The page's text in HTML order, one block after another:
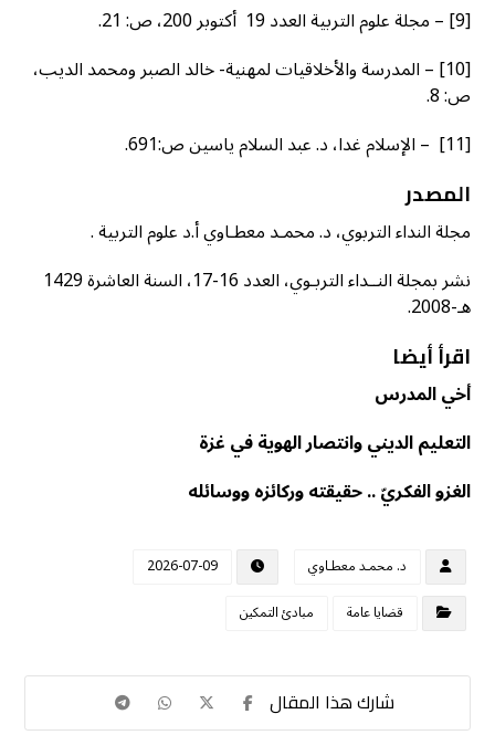
[9] – مجلة علوم التربية العدد 19 أكتوبر 200، ص: 21.
[10] – المدرسة والأخلاقيات لمهنية- خالد الصبر ومحمد الديب،
ص: 8.
[11] – الإسلام غدا، د. عبد السلام ياسين ص:691.
المصدر
مجلة النداء التربوي، د. محمـد معطـاوي أ.د علوم التربية .
نشر بمجلة النــداء التربـوي، العدد 16-17، السنة العاشرة 1429
هـ-2008.
اقرأ أيضا
أخي المدرس
التعليم الديني وانتصار الهوية في غزة
الغزو الفكريّ .. حقيقته وركائزه ووسائله
د. محمـد معطـاوي
2026-07-09
قضايا عامة
مبادئ التمكين